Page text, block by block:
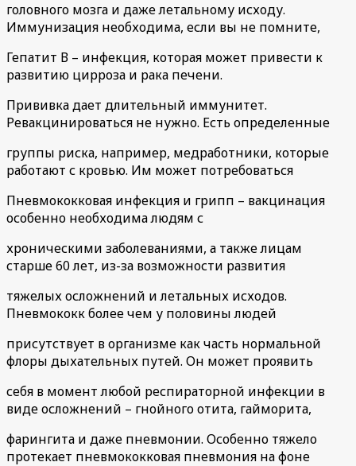
головного мозга и даже летальному исходу.
Иммунизация необходима, если вы не помните,
Гепатит В – инфекция, которая может привести к
развитию цирроза и рака печени.
Прививка дает длительный иммунитет.
Ревакцинироваться не нужно. Есть определенные
группы риска, например, медработники, которые
работают с кровью. Им может потребоваться
Пневмококковая инфекция и грипп – вакцинация
особенно необходима людям с
хроническими заболеваниями, а также лицам
старше 60 лет, из-за возможности развития
тяжелых осложнений и летальных исходов.
Пневмококк более чем у половины людей
присутствует в организме как часть нормальной
флоры дыхательных путей. Он может проявить
себя в момент любой респираторной инфекции в
виде осложнений – гнойного отита, гайморита,
фарингита и даже пневмонии. Особенно тяжело
протекает пневмококковая пневмония на фоне